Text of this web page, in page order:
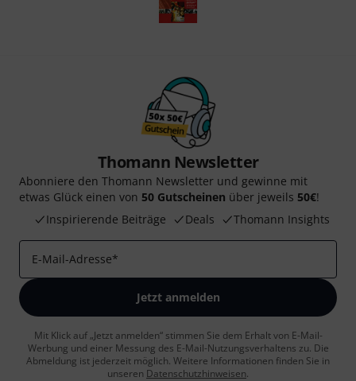
Thomann Newsletter
Abonniere den Thomann Newsletter und gewinne mit
etwas Glück einen von 50 Gutscheinen über jeweils 50€!
Inspirierende Beiträge
Deals Thomann Insights
E-Mail-Adresse*
Jetzt anmelden
Mit Klick auf „Jetzt anmelden“ stimmen Sie dem Erhalt von E-Mail-
Werbung und einer Messung des E-Mail-Nutzungsverhaltens zu. Die
Abmeldung ist jederzeit möglich. Weitere Informationen finden Sie in
unseren Datenschutzhinweisen.